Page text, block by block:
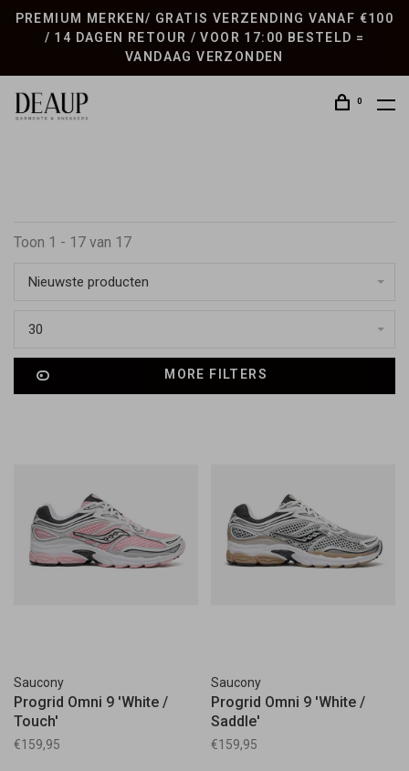
PREMIUM MERKEN/ GRATIS VERZENDING VANAF €100
/ 14 DAGEN RETOUR / VOOR 17:00 BESTELD =
VANDAAG VERZONDEN
0
Toon 1 - 17 van 17
Nieuwste producten
30
MORE FILTERS
Saucony
Progrid Omni 9 'White /
Touch'
€159,95
Saucony
Progrid Omni 9 'White /
Saddle'
€159,95